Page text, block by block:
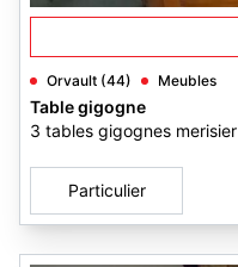
Orvault (44) Meubles
Table gigogne
3 tables gigognes merisier
Particulier